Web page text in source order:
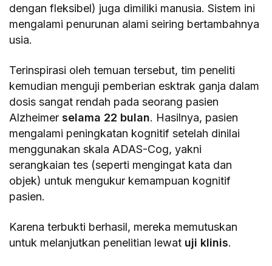
dengan fleksibel) juga dimiliki manusia. Sistem ini
mengalami penurunan alami seiring bertambahnya
usia.
Terinspirasi oleh temuan tersebut, tim peneliti
kemudian menguji pemberian esktrak ganja dalam
dosis sangat rendah pada seorang pasien
Alzheimerselama 22 bulan. Hasilnya, pasien
mengalami peningkatan kognitif setelah dinilai
menggunakan skala ADAS-Cog, yakni
serangkaian tes (seperti mengingat kata dan
objek) untuk mengukur kemampuan kognitif
pasien.
Karena terbukti berhasil, mereka memutuskan
untuk melanjutkan penelitian lewat uji klinis.